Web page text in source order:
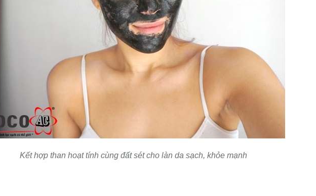
Kết hợp than hoạt tính cùng đất sét cho làn da sạch, khỏe mạnh